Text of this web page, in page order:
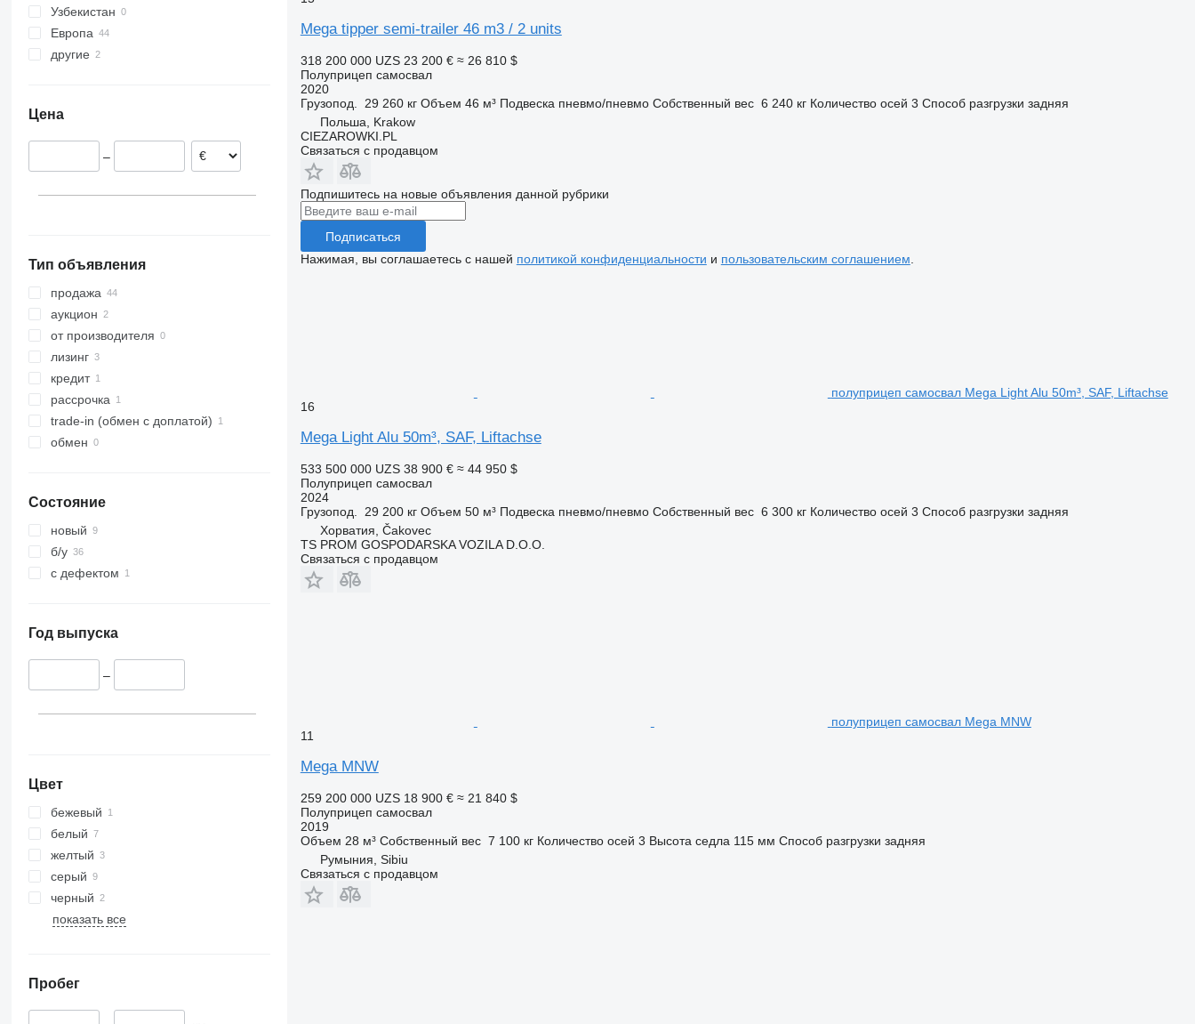
Узбекистан
Европа
Польша
Германия
Венгрия
другие
Цена
–
Тип объявления
продажа
аукцион
от производителя
лизинг
кредит
рассрочка
trade-in (обмен с доплатой)
обмен
Состояние
новый
б/у
с дефектом
Год выпуска
–
Цвет
бежевый
белый
желтый
серый
черный
показать все
Пробег
Mega tipper semi-trailer 46 m3 / 2 units
318 200 000 UZS 23 200 € ≈ 26 810 $
Полуприцеп самосвал
2020
Грузопод.
29 260 кг Объем 46 м³ Подвеска пневмо/пневмо Собственный вес 6 240 кг Количество осей 3 Способ разгрузки задняя
Польша, Krakow
CIEZAROWKI.PL
Связаться с продавцом
Подпишитесь на новые объявления данной рубрики
Подписаться
Нажимая, вы соглашаетесь с нашей политикой конфиденциальности и пользовательским соглашением
полуприцеп самосвал Mega Light Alu 50m³, SAF, Liftachse
16
Mega Light Alu 50m³, SAF, Liftachse
533 500 000 UZS 38 900 € ≈ 44 950 $
Полуприцеп самосвал
2024
Грузопод.
29 200 кг Объем 50 м³ Подвеска пневмо/пневмо Собственный вес 6 300 кг Количество осей 3 Способ разгрузки задняя
Хорватия, Čakovec
TS PROM GOSPODARSKA VOZILA D.O.O.
Связаться с продавцом
полуприцеп самосвал Mega MNW
11
Mega MNW
259 200 000 UZS 18 900 € ≈ 21 840 $
Полуприцеп самосвал
2019
Объем 28 м³ Собственный вес 7 100 кг Количество осей 3 Высота седла 115 мм Способ разгрузки задняя
Румыния, Sibiu
Связаться с продавцом